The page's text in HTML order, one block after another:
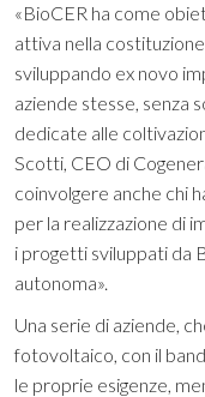
«BioCER ha come
attiva nella
sviluppando ex novo
aziende stesse, senza
dedicate alle
Scotti, CEO di
coinvolgere anche chi
per la realizzazione di
i progetti sviluppati da
autonoma».
Una serie di aziende,
fotovoltaico, con il
le proprie esigenze,